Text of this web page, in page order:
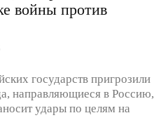
войны против
государств пригрозили
направляющиеся в Россию,
удары по целям на